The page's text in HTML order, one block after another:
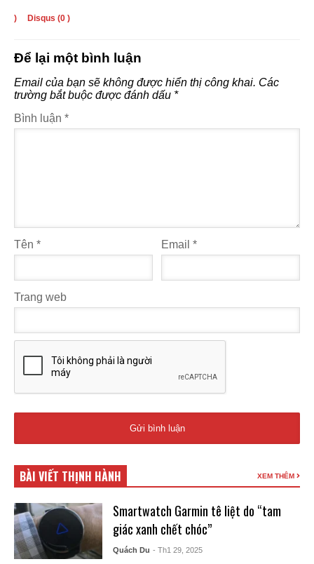
) Disqus (0 )
Để lại một bình luận
Email của bạn sẽ không được hiển thị công khai. Các
trường bắt buộc được đánh dấu *
Bình luận *
Tên * Email*
Trang web
BÀI VIẾT THỊNH HÀNH XEM THÊM
Smartwatch Garmin tê liệt do “tam
giác xanh chết chóc”
Quách Du - Th1 29, 2025